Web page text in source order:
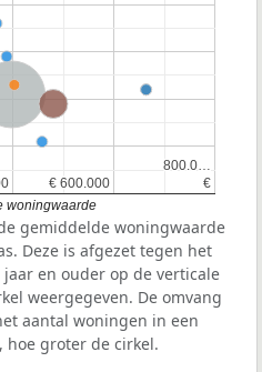
Noord-Holland
€ 600.000
€ 600.000 €
€
800.0…
800.0…
woningwaarde
gemiddelde woningwaarde
Deze is afgezet tegen het
en ouder op de verticale
weergegeven. De omvang
aantal woningen in een
hoe groter de cirkel.